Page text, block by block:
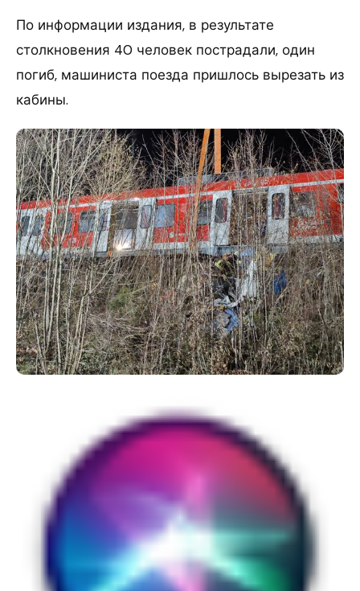
По информации издания, в результате
столкновения 40 человек пострадали, один
погиб, машиниста поезда пришлось вырезать из
кабины.